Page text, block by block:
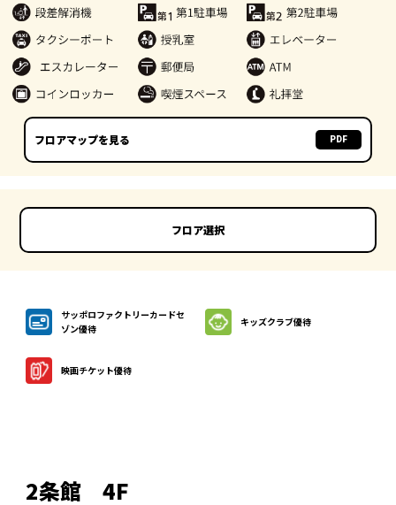
フロアマップを見る PDF
フロア選択
サッポロファクトリーカードセ
ゾン優待
キッズクラブ優待
映画チケット優待
2条館 4F